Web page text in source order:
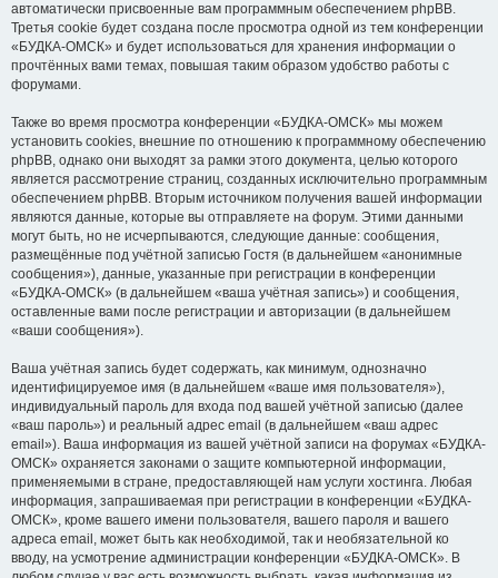
автоматически присвоенные вам программным обеспечением phpBB.
Третья cookie будет создана после просмотра одной из тем конференции
«БУДКА-ОМСК» и будет использоваться для хранения информации о
прочтённых вами темах, повышая таким образом удобство работы с
форумами.
Также во время просмотра конференции «БУДКА-ОМСК» мы можем
установить cookies, внешние по отношению к программному обеспечению
phpBB, однако они выходят за рамки этого документа, целью которого
является рассмотрение страниц, созданных исключительно программным
обеспечением phpBB. Вторым источником получения вашей информации
являются данные, которые вы отправляете на форум. Этими данными
могут быть, но не исчерпываются, следующие данные: сообщения,
размещённые под учётной записью Гостя (в дальнейшем «анонимные
сообщения»), данные, указанные при регистрации в конференции
«БУДКА-ОМСК» (в дальнейшем «ваша учётная запись») и сообщения,
оставленные вами после регистрации и авторизации (в дальнейшем
«ваши сообщения»).
Ваша учётная запись будет содержать, как минимум, однозначно
идентифицируемое имя (в дальнейшем «ваше имя пользователя»),
индивидуальный пароль для входа под вашей учётной записью (далее
«ваш пароль») и реальный адрес email (в дальнейшем «ваш адрес
email»). Ваша информация из вашей учётной записи на форумах «БУДКА-
ОМСК» охраняется законами о защите компьютерной информации,
применяемыми в стране, предоставляющей нам услуги хостинга. Любая
информация, запрашиваемая при регистрации в конференции «БУДКА-
ОМСК», кроме вашего имени пользователя, вашего пароля и вашего
адреса email, может быть как необходимой, так и необязательной ко
вводу, на усмотрение администрации конференции «БУДКА-ОМСК». В